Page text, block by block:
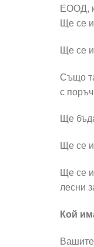
ЕООД,
Ще се
Ще се
Също
с
Ще
Ще се
Ще се
лесни
Кой
Вашите